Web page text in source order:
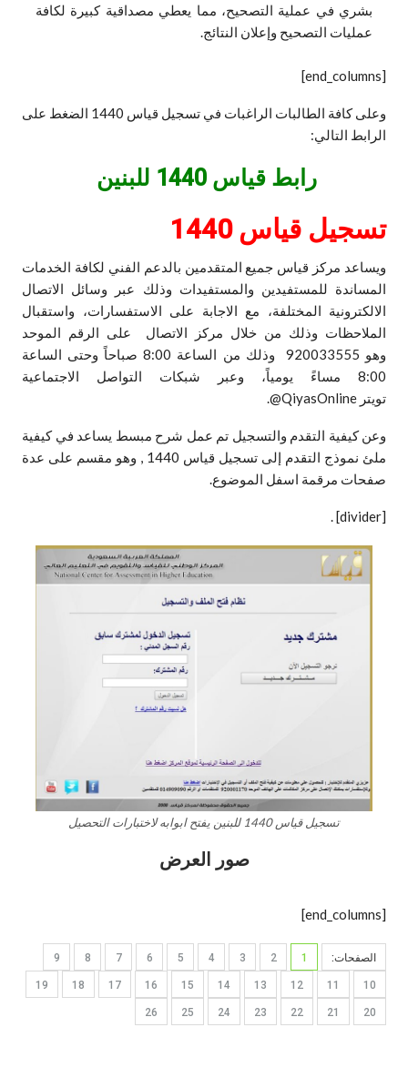
بشري في عملية التصحيح، مما يعطي مصداقية كبيرة لكافة
عمليات التصحيح وإعلان النتائج.
[end_columns]
وعلى كافة الطالبات الراغبات في تسجيل قياس 1440 الضغط على
الرابط التالي:
رابط قياس 1440 للبنين
تسجيل قياس 1440
ويساعد مركز قياس جميع المتقدمين بالدعم الفني لكافة الخدمات
المساندة للمستفيدين والمستفيدات وذلك عبر وسائل الاتصال
الالكترونية المختلفة، مع الاجابة على الاستفسارات، واستقبال
الملاحظات وذلك من خلال مركز الاتصال على الرقم الموحد
وهو 920033555
وذلك من الساعة 8:00 صباحاً وحتى الساعة
8:00 مساءً يومياً، وعبر شبكات التواصل الاجتماعية
تويتر @QiyasOnline
.
وعن كيفية التقدم والتسجيل تم عمل شرح مبسط يساعد في كيفية
ملئ نموذج التقدم إلى تسجيل قياس 1440 , وهو مقسم على عدة
صفحات مرقمة اسفل الموضوع.
[divider]
.
تسجيل قياس 1440 للبنين يفتح ابوابه لاختبارات التحصيل
صور العرض
[end_columns]
الصفحات: 1
2
3
4
5
6
7
8
9
10
11
12
13
14
15
16
17
18
19
20
21
22
23
24
25
26